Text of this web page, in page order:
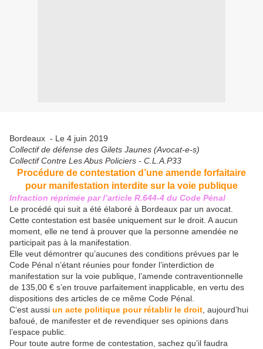
Bordeaux - Le 4 juin 2019
Collectif de défense des Gilets Jaunes (Avocat-e-s)
Collectif Contre Les Abus Policiers - C.L.A.P33
Procédure de contestation d’une amende forfaitaire
pour manifestation interdite sur la voie publique
Infraction réprimée par l’article R.644-4 du Code Pénal
Le procédé qui suit a été élaboré à Bordeaux par un avocat.
Cette contestation est basée uniquement sur le droit. A aucun
moment, elle ne tend à prouver que la personne amendée ne
participait pas à la manifestation.
Elle veut démontrer qu’aucunes des conditions prévues par le
Code Pénal n’étant réunies pour fonder l’interdiction de
manifestation sur la voie publique, l’amende contraventionnelle
de 135,00 € s’en trouve parfaitement inapplicable, en vertu des
dispositions des articles de ce même Code Pénal.
C‘est aussi un acte politique pour rétablir le droit , aujourd’hui
bafoué, de manifester et de revendiquer ses opinions dans
l’espace public.
Pour toute autre forme de contestation, sachez qu’il faudra